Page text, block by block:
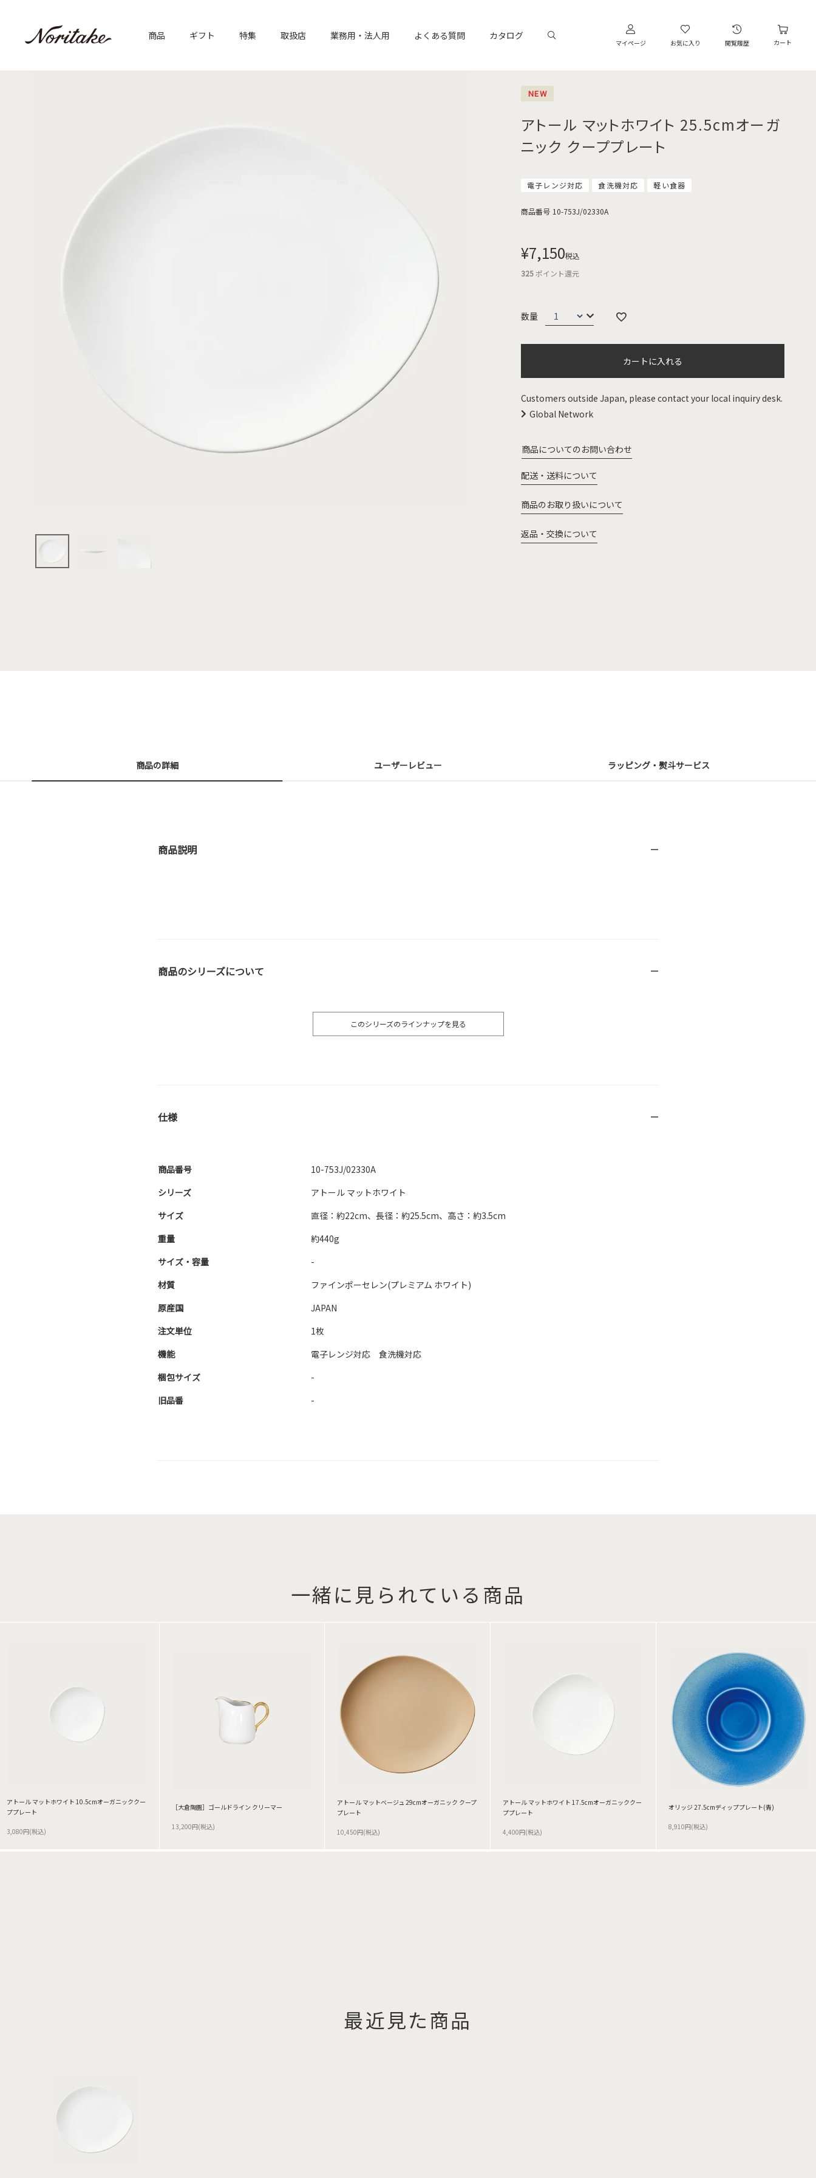
商品 ギフト 特集 取扱店 業務用・法人用 よくある質問 カタログ
マイページ お気に入り 閲覧履歴 カート
NEW
アトール マットホワイト 25.5cmオーガ
ニック クーププレート
電子レンジ対応 食洗機対応 軽い食器
商品番号 10-753J/02330A
¥7,150税込
325ポイント還元
カートに入れる
Customers outside Japan, please contact your local inquiry desk.
Global Network
商品についてのお問い合わせ
配送・送料について
商品のお取り扱いについて
返品・交換について
商品の詳細 ユーザーレビュー ラッピング・熨斗サービス
商品説明
商品のシリーズについて
このシリーズのラインナップを見る
仕様
商品番号
10-753J/02330A
シリーズ
アトール マットホワイト
サイズ
直径：約22cm、長径：約25.5cm、高さ：約3.5cm
重量
約440g
サイズ・容量
-
材質
ファインポーセレン(プレミアム ホワイト)
原産国
JAPAN
注文単位
1枚
機能
電子レンジ対応 食洗機対応
梱包サイズ
-
旧品番
-
一緒に見られている商品
アトール マットホワイト 10.5cmオーガニッククー
ププレート
3,080円(税込)
［大倉陶園］ゴールドライン クリーマー
13,200円(税込)
アトール マットベージュ 29cmオーガニック クープ
プレート
10,450円(税込)
アトール マットホワイト 17.5cmオーガニッククー
ププレート
4,400円(税込)
オリッジ 27.5cmディッププレート(青)
8,910円(税込)
最近見た商品